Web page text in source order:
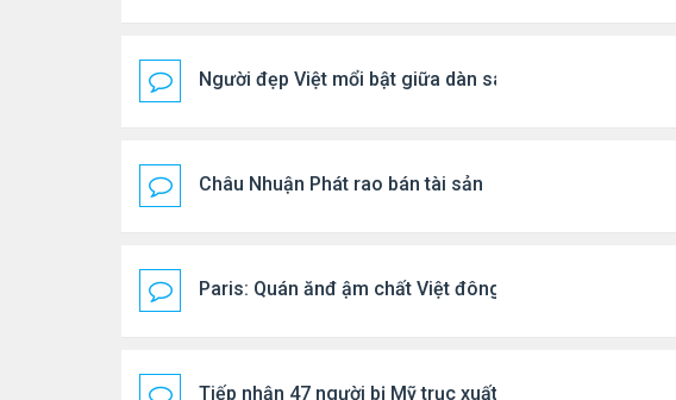
Người đẹp Việt mổi bật giữa dàn sao châu Á
Châu Nhuận Phát rao bán tài sản
Paris: Quán ănđ ậm chất Việt đông kín khách chờ
Tiếp nhận 47 người bị Mỹ trục xuất, Công an khuyến cáo